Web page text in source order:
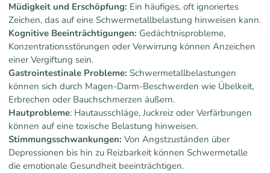
Müdigkeit und Erschöpfung: Ein häufiges, oft ignoriertes
Zeichen, das auf eine Schwermetallbelastung hinweisen kann.
Kognitive Beeinträchtigungen: Gedächtnisprobleme,
Konzentrationsstörungen oder Verwirrung können Anzeichen
einer Vergiftung sein.
Gastrointestinale Probleme: Schwermetallbelastungen
können sich durch Magen-Darm-Beschwerden wie Übelkeit,
Erbrechen oder Bauchschmerzen äußern.
Hautprobleme: Hautausschläge, Juckreiz oder Verfärbungen
können auf eine toxische Belastung hinweisen.
Stimmungsschwankungen: Von Angstzuständen über
Depressionen bis hin zu Reizbarkeit können Schwermetalle
die emotionale Gesundheit beeinträchtigen.